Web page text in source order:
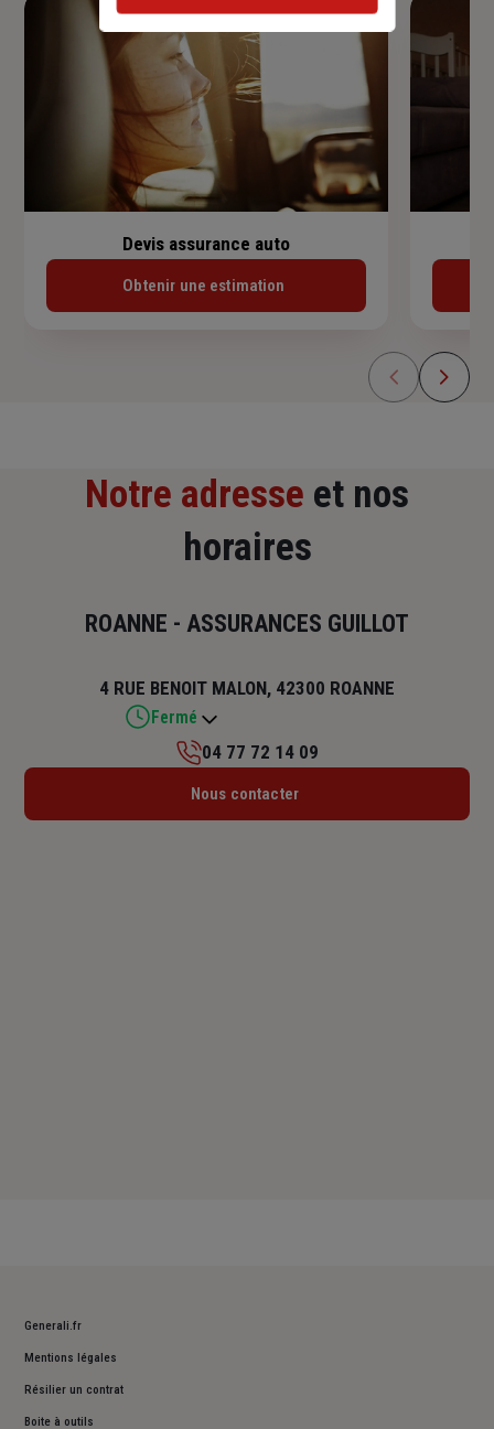
Devis assurance auto
Obtenir une estimation
Notre adresse et nos
horaires
ROANNE - ASSURANCES GUILLOT
4 RUE BENOIT MALON, 42300 ROANNE
Fermé
Lundi : 09h – 12h / 14h – 17h
04 77 72 14 09
Nous contacter
Generali.fr
Mentions légales
Résilier un contrat
Boite à outils